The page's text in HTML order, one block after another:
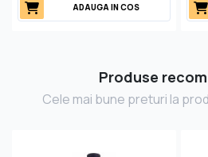
ADAUGA IN COS
Produse
Cele mai bune preturi la